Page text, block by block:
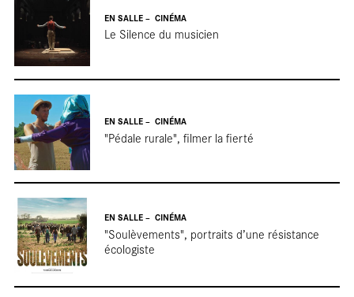
EN SALLE CINÉMA
Le Silence du musicien
EN SALLE CINÉMA
"Pédale rurale", filmer la fierté
EN SALLE CINÉMA
"Soulèvements", portraits d’une résistance
écologiste